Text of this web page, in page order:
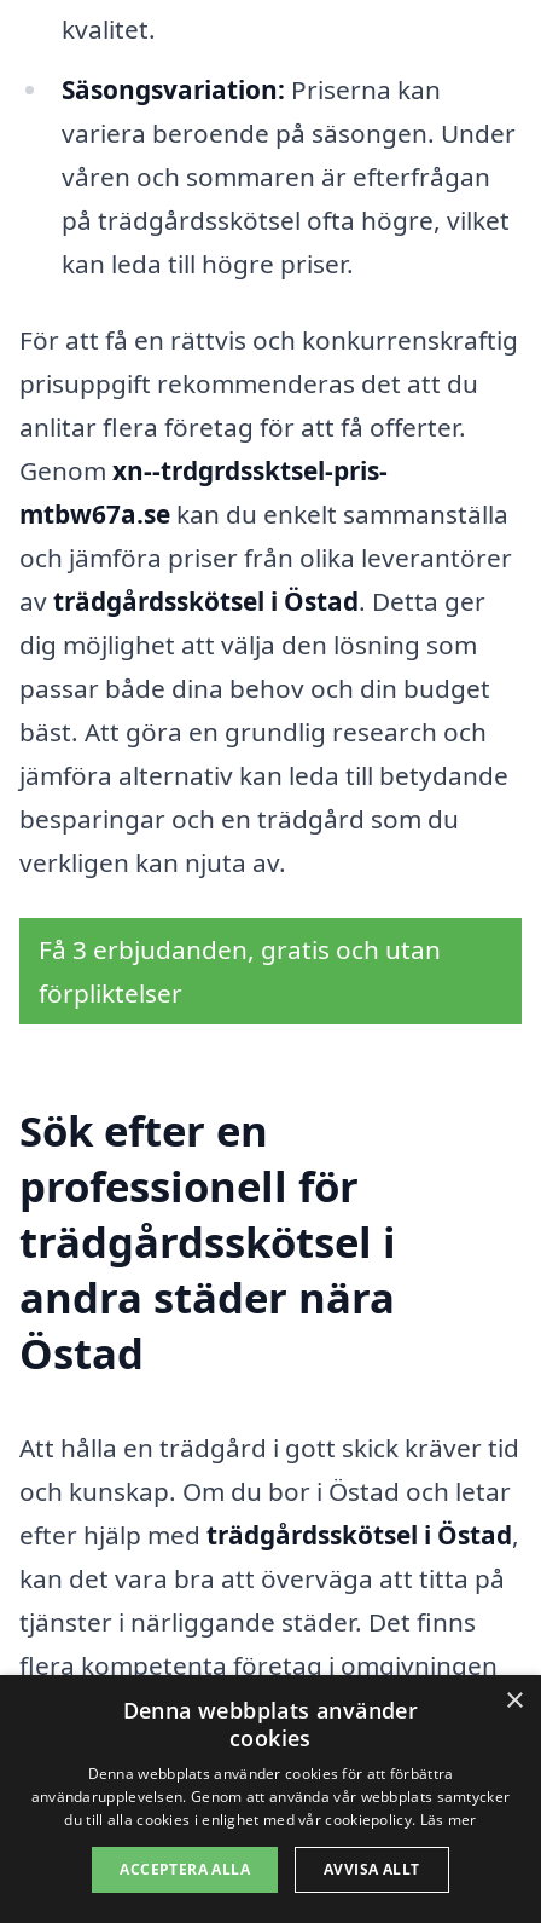
kvalitet.
Säsongsvariation: Priserna kan
variera beroende på säsongen. Under
våren och sommaren är efterfrågan
på trädgårdsskötsel ofta högre, vilket
kan leda till högre priser.
För att få en rättvis och konkurrenskraftig
prisuppgift rekommenderas det att du
anlitar flera företag för att få offerter.
Genom xn--trdgrdssktsel-pris-
mtbw67a.se kan du enkelt sammanställa
och jämföra priser från olika leverantörer
avträdgårdsskötsel i Östad. Detta ger
dig möjlighet att välja den lösning som
passar både dina behov och din budget
bäst. Att göra en grundlig research och
jämföra alternativ kan leda till betydande
besparingar och en trädgård som du
verkligen kan njuta av.
Få 3 erbjudanden, gratis och utan
förpliktelser
Sök efter en
professionell för
trädgårdsskötsel i
andra städer nära
Östad
Att hålla en trädgård i gott skick kräver tid
och kunskap. Om du bor i Östad och letar
efter hjälp med trädgårdsskötsel i Östad,
kan det vara bra att överväga att titta på
tjänster i närliggande städer. Det finns
flera kompetenta företag i omgivningen
som erbjuder professionella
trädgårdstjänster och kan hjälpa dig att
förvandla din utomhusmiljö till en vacker
och välskött plats.
×
Denna webbplats använder
cookies
Denna webbplats använder cookies för att förbättra
användarupplevelsen. Genom att använda vår webbplats samtycker
du till alla cookies i enlighet med vår cookiepolicy. Läs mer
ACCEPTERA ALLA AVVISA ALLT